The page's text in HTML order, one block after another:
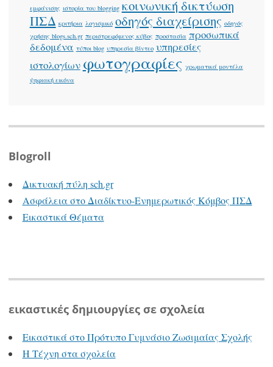
εμφάνισης ιστορία του blogging κοινωνική δικτύωση
ΠΣΔ κριτήρια λογισμικό οδηγός διαχείρισης οδηγός
χρήσης blogs.sch.gr περιστρεφόμενος κύβος προστασία προσωπικά
δεδομένα τύποι blog υπηρεσία βίντεο υπηρεσίες
ιστολογίων φωτογραφίες χρωματικά μοντέλα
ψηφιακή εικόνα
Blogroll
Δικτυακή πύλη sch.gr
Ασφάλεια στο Διαδίκτυο-Ενημερωτικός Κόμβος ΠΣΔ
Εικαστικά Θέματα
εικαστικές δημιουργίες σε σχολεία
Εικαστικά στο Πρότυπο Γυμνάσιο Ζωσιμαίας Σχολής
Η Τέχνη στα σχολεία